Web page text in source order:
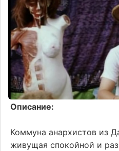
Описание:
Коммуна анархистов из
живущая спокойной и